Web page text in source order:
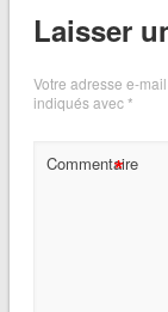
Laisser
Votre adresse e-
indiqués avec*
Commentaire
*